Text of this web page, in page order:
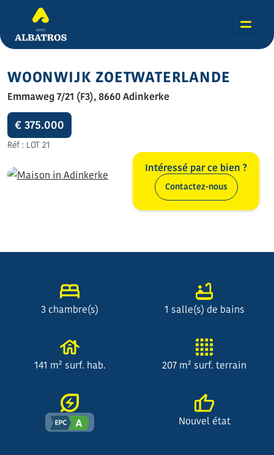
WOONWIJK ZOETWATERLANDE
Emmaweg 7/21 (F3), 8660 Adinkerke
€ 375.000
Réf : LOT 21
Toutes les photos (11)
Intéressé par ce bien ?
Contactez-nous
3 chambre(s) 1 salle(s) de bains
141 m² surf. hab. 207 m² surf. terrain
Nouvel état